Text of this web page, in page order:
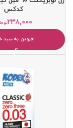
کدکس
۲۳۸,۰۰۰
افزودن به سبد